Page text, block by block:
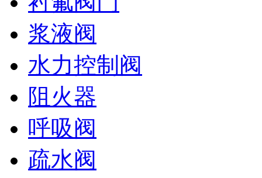
浆液阀
水力控制阀
阻火器
呼吸阀
疏水阀